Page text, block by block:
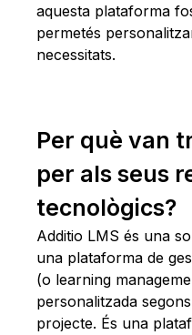
aquesta plataforma
permetés
necessitats.
Per què van
per als seus
tecnològics?
Additio LMS és una
una plataforma de
(o learning
personalitzada
projecte. És una